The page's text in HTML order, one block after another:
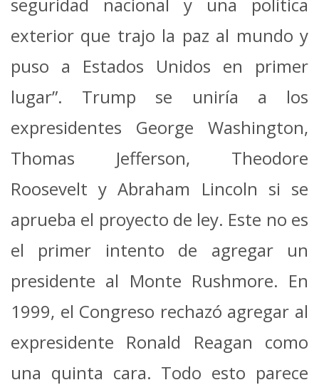
exterior que trajo la paz al mundo y
puso a Estados Unidos en primer
lugar”. Trump se uniría a los
expresidentes George Washington,
Thomas Jefferson, Theodore
Roosevelt y Abraham Lincoln si se
aprueba el proyecto de ley. Este no es
el primer intento de agregar un
presidente al Monte Rushmore. En
1999, el Congreso rechazó agregar al
expresidente Ronald Reagan como
una quinta cara. Todo esto parece